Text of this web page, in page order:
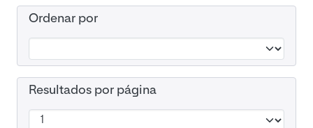
Ordenar por
Resultados por página